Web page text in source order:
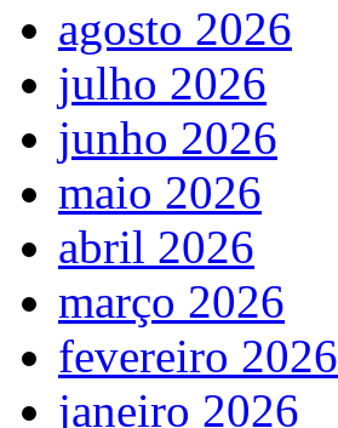
agosto 2026
julho 2026
junho 2026
maio 2026
abril 2026
março 2026
fevereiro 2026
janeiro 2026